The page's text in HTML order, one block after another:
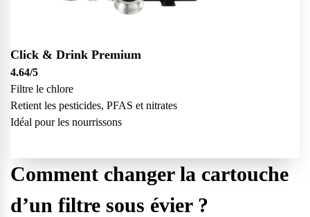
Click & Drink Premium
4.64/5
Filtre le chlore
Retient les pesticides, PFAS et nitrates
Idéal pour les nourrissons
Comment changer la cartouche
d’un filtre sous évier ?